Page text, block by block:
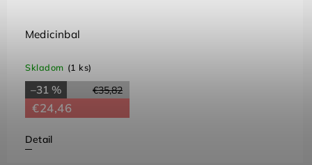
Medicinbal
Skladom (1 ks)
€35,82
–31 %
€24,46
Detail